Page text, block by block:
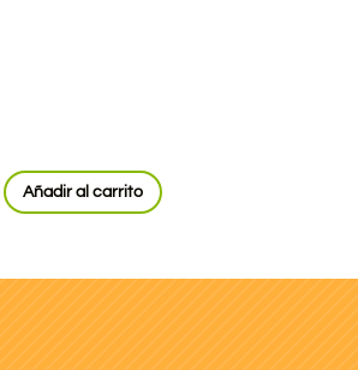
Añadir al carrito